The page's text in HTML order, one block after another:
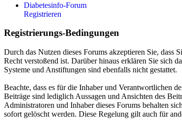
Diabetesinfo-Forum
Registrieren
Registrierungs-Bedingungen
Durch das Nutzen dieses Forums akzeptieren Sie, dass
Recht verstoßend ist. Darüber hinaus erklären Sie sich
Systeme und Anstiftungen sind ebenfalls nicht gestattet.
Beachte, dass es für die Inhaber und Verantwortlichen
Beiträge sind lediglich Aussagen und Ansichten des
Administratoren und Inhaber dieses Forums behalten
sofort gelöscht werden. Diese Regelung gilt auch für